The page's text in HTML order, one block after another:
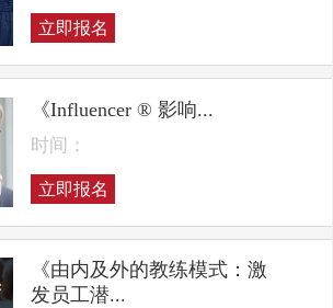
立即报名
《Influencer ® 影响...
时间：
立即报名
《由内及外的教练模式：激
发员工潜...